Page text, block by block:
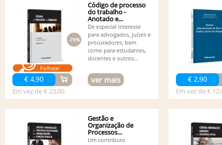
Folhear
€ 4,90
Em vez de € 23,00
-78%
Código de processo
do trabalho -
Anotado e...
De especial interesse
para advogados, juízes e
procuradores, bem
como para estudantes,
docentes e outros...
ver mais € 2,90
Em vez de €
Gestão e
Organização de
Processos...
Um contributo